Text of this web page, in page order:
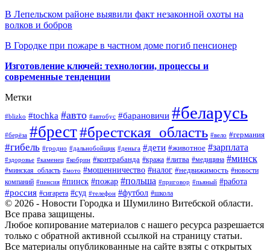
В Лепельском районе выявили факт незаконной охоты на
волков и бобров
В Городке при пожаре в частном доме погиб пенсионер
Изготовление ключей: технологии, процессы и
современные тенденции
Метки
#blizko #tochka #авто #автобус #барановичи #беларусь
#берёза #брест#брестская_область #вело #германия
#гибель #гродно #дальнобойщик #деньга #дети #животное #зарплата
#здоровье #каменец #кобрин #контрабанда #кража #литва #медицина #минск
#минская_область #мото #мошенничество #налог #недвижимость #новости
компаний #пенсия #пинск #пожар #польша #приговор #пьяный #работа
#россия #сигарета #суд #телефон #футбол #школа
© 2026 - Новости Городка и Шумилино Витебской области.
Все права защищены.
Любое копирование материалов с нашего ресурса разрешается
только с обратной активной ссылкой на страницу статьи.
Все материалы опубликованные на сайте взяты с открытых